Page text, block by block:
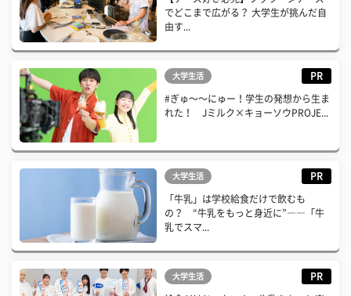
でどこまで広がる？ 大学生が挑んだ自
由す...
大学生活 PR
#ぎゅ〜〜にゅー！学生の発想から生ま
れた！ Jミルク×キョーソウPROJE...
大学生活 PR
「牛乳」は学校給食だけで飲むも
の？ “牛乳をもっと身近に”――「牛
乳でスマ...
大学生活 PR